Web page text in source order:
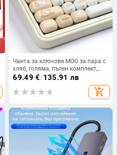
Чанта за ключове MOG за пара с
хляб, голяма, пълен комплект,
PBT сублимационна капачка за
ключове, отделни пространства,
7u добавка
69.49 €/135.91 лв
add_shopping_cart